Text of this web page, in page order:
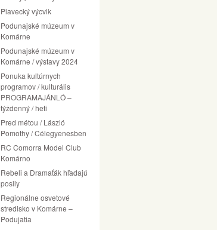
Plavecký výcvik
Podunajské múzeum v
Komárne
Podunajské múzeum v
Komárne / výstavy 2024
Ponuka kultúrnych
programov / kulturális
PROGRAMAJÁNLÓ –
týždenný / heti
Pred métou / László
Pomothy / Célegyenesben
RC Comorra Model Club
Komárno
Rebeli a Dramaťák hľadajú
posily
Regionálne osvetové
stredisko v Komárne –
Podujatia